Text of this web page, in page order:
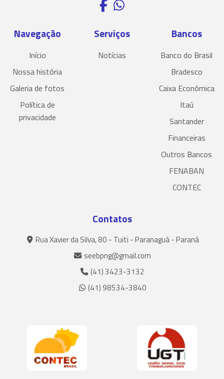
Navegação
Início
Nossa história
Galeria de fotos
Política de
privacidade
Serviços
Notícias
Bancos
Banco do Brasil
Bradesco
Caixa Econômica
Itaú
Santander
Financeiras
Outros Bancos
FENABAN
CONTEC
Contatos
Rua Xavier da Silva, 80 - Tuiti - Paranaguá - Paraná
seebpng@gmail.com
(41) 3423-3132
(41) 98534-3840